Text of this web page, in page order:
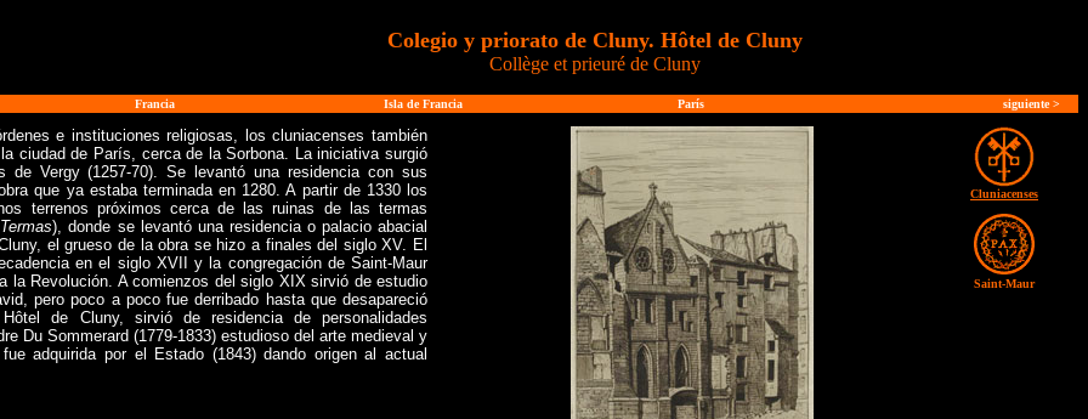
Colegio y priorato de Cluny. Hôtel de Cluny
Collège et prieuré de Cluny
Francia Isla de Francia París siguiente>
e instituciones religiosas, los cluniacenses también
ciudad de París, cerca de la Sorbona. La iniciativa surgió
de Vergy (1257-70). Se levantó una residencia con sus
que ya estaba terminada en 1280. A partir de 1330 los
terrenos próximos cerca de las ruinas de las termas
), donde se levantó una residencia o palacio abacial
el grueso de la obra se hizo a finales del siglo XV. El
en el siglo XVII y la congregación de Saint-Maur
la Revolución. A comienzos del siglo XIX sirvió de estudio
pero poco a poco fue derribado hasta que desapareció
de Cluny, sirvió de residencia de personalidades
Du Sommerard (1779-1833) estudioso del arte medieval y
adquirida por el Estado (1843) dando origen al actual
Cluniacenses
Saint-Maur